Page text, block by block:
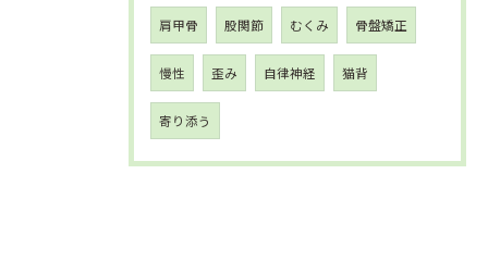
肩甲骨 股関節 むくみ 骨盤矯正
慢性 歪み 自律神経 猫背
寄り添う